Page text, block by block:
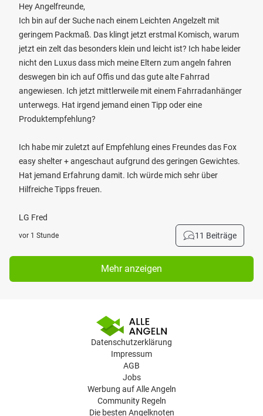
Hey Angelfreunde,
Ich bin auf der Suche nach einem Leichten Angelzelt mit
geringem Packmaß. Das klingt jetzt erstmal Komisch, warum
jetzt ein zelt das besonders klein und leicht ist? Ich habe leider
nicht den Luxus dass mich meine Eltern zum angeln fahren
deswegen bin ich auf Offis und das gute alte Fahrrad
angewiesen. Ich jetzt mittlerweile mit einem Fahrradanhänger
unterwegs. Hat irgend jemand einen Tipp oder eine
Produktempfehlung?
Ich habe mir zuletzt auf Empfehlung eines Freundes das Fox
easy shelter + angeschaut aufgrund des geringen Gewichtes.
Hat jemand Erfahrung damit. Ich würde mich sehr über
Hilfreiche Tipps freuen.
LG Fred
vor 1 Stunde 11 Beiträge
Mehr anzeigen
Datenschutzerklärung
Impressum
AGB
Jobs
Werbung auf Alle Angeln
Community Regeln
Die besten Angelknoten